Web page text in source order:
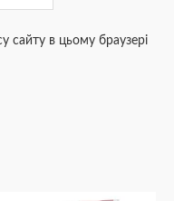
сайту в цьому браузері